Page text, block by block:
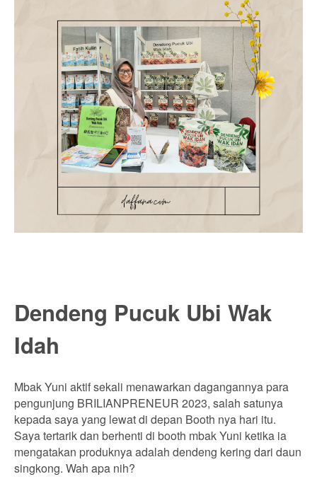
Dendeng Pucuk Ubi Wak
Idah
Mbak Yuni aktif sekali menawarkan dagangannya para
pengunjung BRILIANPRENEUR 2023, salah satunya
kepada saya yang lewat di depan Booth nya hari itu.
Saya tertarik dan berhenti di booth mbak Yuni ketika ia
mengatakan produknya adalah dendeng kering dari daun
singkong. Wah apa nih?